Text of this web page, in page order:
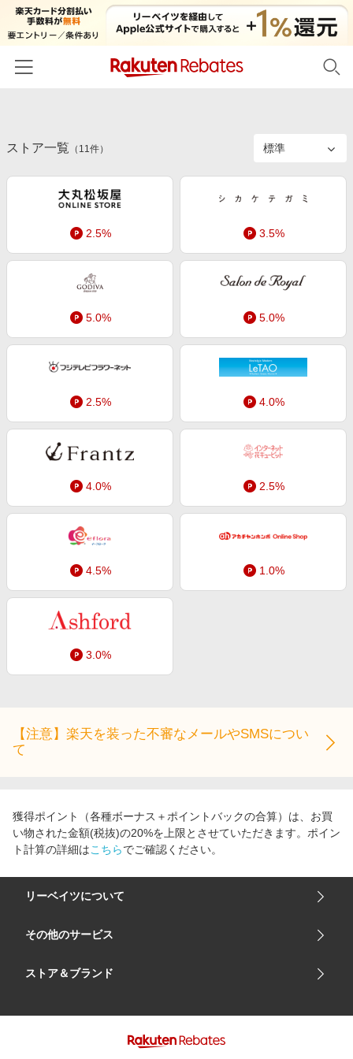
カテゴリー一覧
百貨店・総合ECモール
ファッション・インナー・小物
食品・スイーツ・お酒
日用品・キッチン用品
コスメ・健康・医薬品
キッズ・ベビー用品
家電・PC・スマホ・カメラ
エンタメ
ペット・花・DIY・車
生活・お役立ち
金融・マネー・保険
デジタルコンテンツ
ビジネス・その他サービス
初回購入者限定特典
新着ストアのご紹介
電子書籍特集
楽天ペイ導入ストア
楽天サービス特集
わくわく夏特集
とことん買い物チャレンジ
Samsung ボーナスキャンペーン
友達紹介
楽天IDでログイン/会員登録
ストア一覧 （ 11件）
2.5% 3.5%
5.0% 5.0%
2.5% 4.0%
4.0% 2.5%
4.5% 1.0%
3.0%
【注意】楽天を装った不審なメールやSMSについ
て
獲得ポイント（各種ボーナス＋ポイントバックの合算）は、お買
い物された金額(税抜)の20%を上限とさせていただきます。ポイン
ト計算の詳細はこちらでご確認ください。
リーベイツについて
会社概要
サイトマップ
リーベイツ ポイントアシスト
その他のサービス
楽天市場
ストア＆ブランド